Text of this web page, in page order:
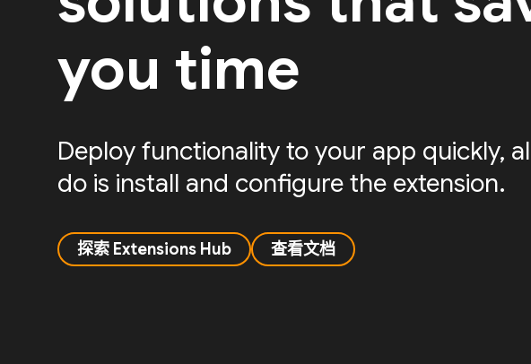
you time
Deploy functionality to your app quickly,
do is install and configure the extension.
探索 Extensions Hub 查看文档